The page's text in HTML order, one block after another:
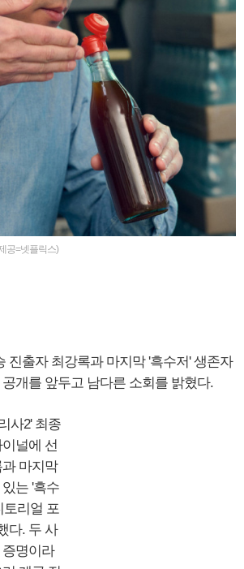
공=넷플릭스)
진출자 최강록과 마지막 '흑수저' 생존자
개를 앞두고 남다른 소회를 밝혔다.
사2' 최종
널에 선
마지막
는 '흑수
토리얼 포
다. 두 사
명이라